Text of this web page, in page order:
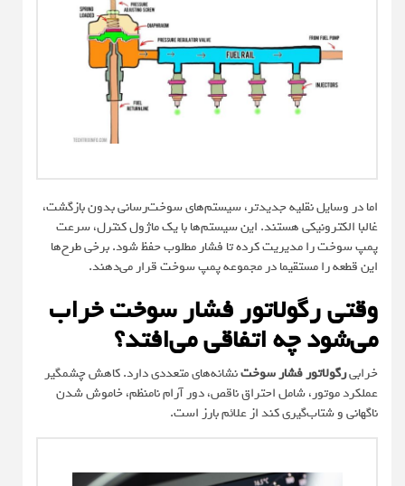
اما در وسایل نقلیه جدیدتر، سیستم‌های سوخت‌رسانی بدون بازگشت،
غالبا الکترونیکی هستند. این سیستم‌ها با یک ماژول کنترل، سرعت
پمپ سوخت را مدیریت کرده تا فشار مطلوب حفظ شود. برخی طرح‌ها
این قطعه را مستقیما در مجموعه پمپ سوخت قرار می‌دهند.
وقتی رگولاتور فشار سوخت خراب
می‌شود چه اتفاقی می‌افتد؟
خرابیرگولاتور فشار سوختنشانه‌های متعددی دارد. کاهش چشمگیر
عملکرد موتور، شامل احتراق ناقص، دور آرام نامنظم، خاموش شدن
ناگهانی و شتاب‌گیری کند از علائم بارز است.